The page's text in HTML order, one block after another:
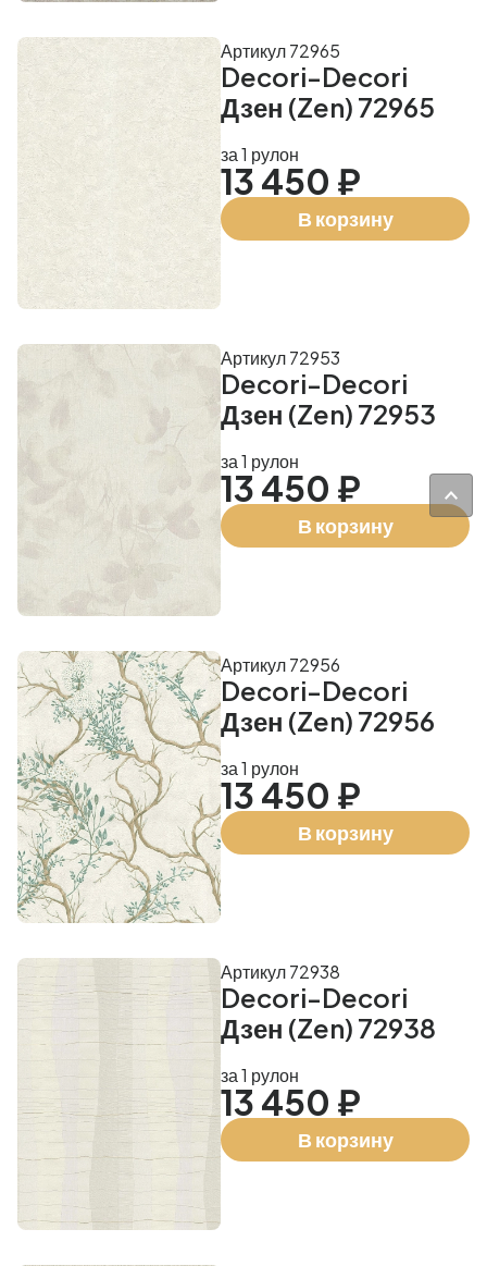
Decori-Decori
Дзен (Zen) 72965
Артикул 72965
за 1 рулон
13 450 ₽
В корзину
Decori-Decori
Дзен (Zen) 72953
Артикул 72953
за 1 рулон
13 450 ₽
В корзину
Decori-Decori
Дзен (Zen) 72956
Артикул 72956
за 1 рулон
13 450 ₽
В корзину
Decori-Decori
Дзен (Zen) 72938
Артикул 72938
за 1 рулон
13 450 ₽
В корзину